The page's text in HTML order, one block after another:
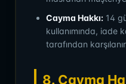
Cayma Hakkı: 14
kullanımında, iade
tarafından
8. Cayma